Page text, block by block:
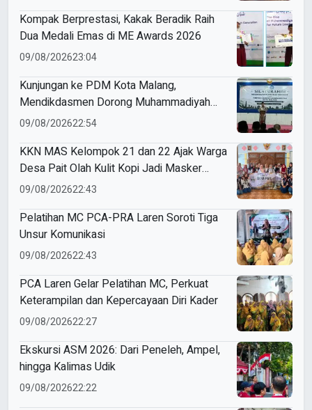
Kompak Berprestasi, Kakak Beradik Raih
Dua Medali Emas di ME Awards 2026
09/08/202623:04
Kunjungan ke PDM Kota Malang,
Mendikdasmen Dorong Muhammadiyah
Perkuat Mutu dan Kemandirian Pendidikan
09/08/202622:54
KKN MAS Kelompok 21 dan 22 Ajak Warga
Desa Pait Olah Kulit Kopi Jadi Masker
Wajah
09/08/202622:43
Pelatihan MC PCA-PRA Laren Soroti Tiga
Unsur Komunikasi
09/08/202622:43
PCA Laren Gelar Pelatihan MC, Perkuat
Keterampilan dan Kepercayaan Diri Kader
09/08/202622:27
Ekskursi ASM 2026: Dari Peneleh, Ampel,
hingga Kalimas Udik
09/08/202622:22